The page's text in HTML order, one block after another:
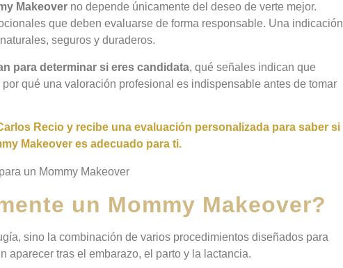
Makeover no depende únicamente del deseo de verte mejor.
que deben evaluarse de forma responsable. Una indicación
seguros y duraderos.
para determinar si eres candidata, qué señales indican que
qué una valoración profesional es indispensable antes de tomar
Recio y recibe una evaluación personalizada para saber si
Makeover es adecuado para ti.
un Mommy Makeover?
sino la combinación de varios procedimientos diseñados para
aparecer tras el embarazo, el parto y la lactancia.